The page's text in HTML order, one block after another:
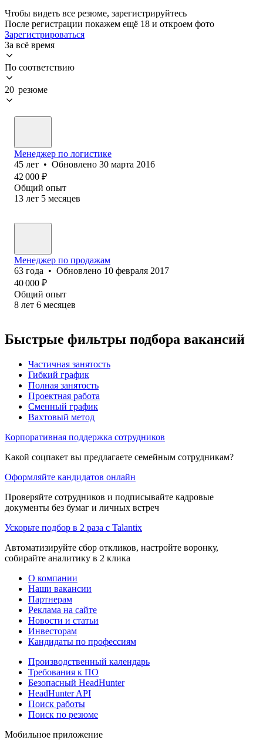
Чтобы видеть все резюме, зарегистрируйтесь
После регистрации покажем ещё 18 и откроем фото
Зарегистрироваться
За всё время
По соответствию
20 резюме
Менеджер по логистике
45 лет • Обновлено 30 марта 2016
42 000 ₽
Общий опыт
13 лет 5 месяцев
Менеджер по продажам
63 года • Обновлено 10 февраля 2017
40 000 ₽
Общий опыт
8 лет 6 месяцев
Быстрые фильтры подбора вакансий
Частичная занятость
Гибкий график
Полная занятость
Проектная работа
Сменный график
Вахтовый метод
Корпоративная поддержка сотрудников
Какой соцпакет вы предлагаете семейным сотрудникам?
Оформляйте кандидатов онлайн
Проверяйте сотрудников и подписывайте кадровые
документы без бумаг и личных встреч
Ускорьте подбор в 2 раза с Talantix
Автоматизируйте сбор откликов, настройте воронку,
собирайте аналитику в 2 клика
О компании
Наши вакансии
Партнерам
Реклама на сайте
Новости и статьи
Инвесторам
Кандидаты по профессиям
Производственный календарь
Требования к ПО
Безопасный HeadHunter
HeadHunter API
Поиск работы
Поиск по резюме
Мобильное приложение